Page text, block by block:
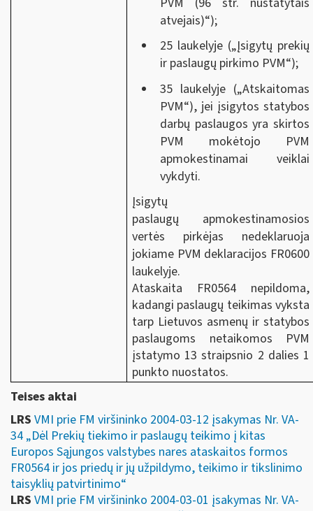
atvejais)“);
25 laukelyje („Įsigytų prekių
ir paslaugų pirkimo PVM“);
35 laukelyje („Atskaitomas
PVM“), jei įsigytos statybos
darbų paslaugos yra skirtos
PVM mokėtojo PVM
apmokestinamai veiklai
vykdyti.
Įsigytų
paslaugų apmokestinamosios
vertės pirkėjas nedeklaruoja
jokiame PVM deklaracijos FR0600
laukelyje.
Ataskaita FR0564 nepildoma,
kadangi paslaugų teikimas vyksta
tarp Lietuvos asmenų ir statybos
paslaugoms netaikomos PVM
įstatymo 13 straipsnio 2 dalies 1
punkto nuostatos.
Teises aktai
LRS VMI prie FM viršininko 2004-03-12 įsakymas Nr. VA-
34 „Dėl Prekių tiekimo ir paslaugų teikimo į kitas
Europos Sąjungos valstybes nares ataskaitos formos
FR0564 ir jos priedų ir jų užpildymo, teikimo ir tikslinimo
taisyklių patvirtinimo“
LRS VMI prie FM viršininko 2004-03-01 įsakymas Nr. VA-